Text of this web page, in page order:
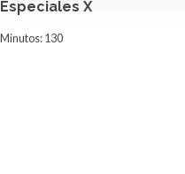
Especiales X
Minutos: 130